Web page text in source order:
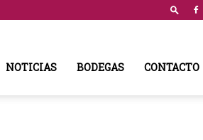
NOTICIAS BODEGAS CONTACTO